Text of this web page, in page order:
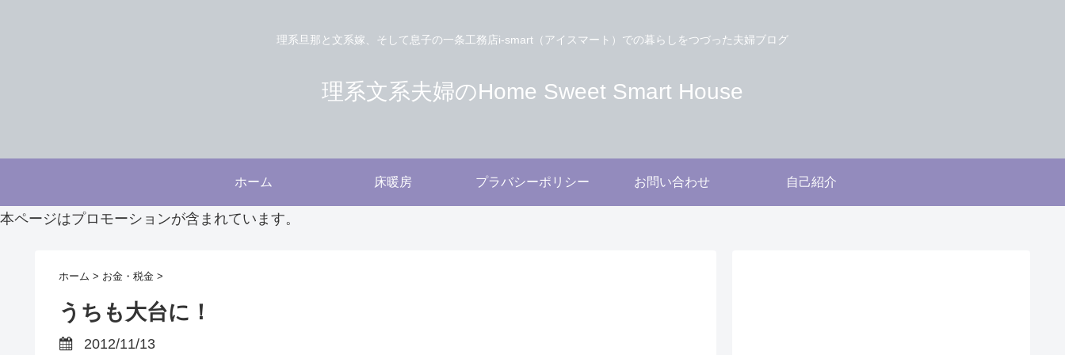
理系旦那と文系嫁、そして息子の一条工務店i-smart（アイスマート）での暮らしをつづった夫婦ブログ
理系文系夫婦のHome Sweet Smart House
ホーム 床暖房 プラバシーポリシー お問い合わせ 自己紹介
本ページはプロモーションが含まれています。
ホーム > お金・税金 >
うちも大台に！
2012/11/13